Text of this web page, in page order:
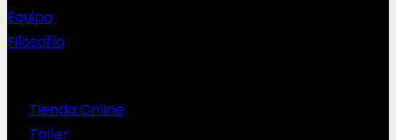
Equipo
Filosofía
Tienda Online
Taller